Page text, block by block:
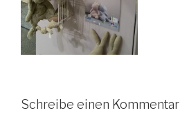
Schreibe einen Kommentar